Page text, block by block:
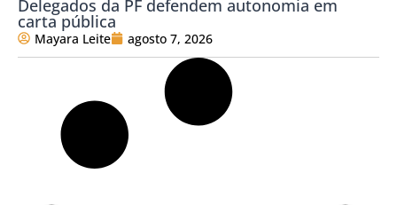
Delegados da PF defendem autonomia em
carta pública
Mayara Leite agosto 7, 2026